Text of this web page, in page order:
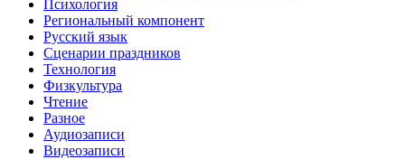
Психология
Региональный компонент
Русский язык
Сценарии праздников
Технология
Физкультура
Чтение
Разное
Аудиозаписи
Видеозаписи